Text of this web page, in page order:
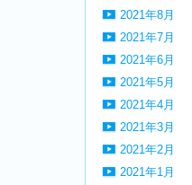
2021年8月
2021年7月
2021年6月
2021年5月
2021年4月
2021年3月
2021年2月
2021年1月